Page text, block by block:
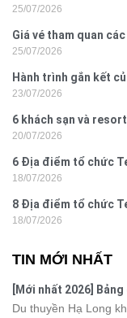
La 2026
25/07/2026
Giá vé tham quan
2026
25/07/2026
Hành trình gắn kết
- Phú Yên
23/07/2026
6 khách sạn và
tiện nghi
20/07/2026
6 Địa điểm tổ chức
hiện nay
18/07/2026
8 Địa điểm tổ chức
Hà Nội
18/07/2026
TIN MỚI NHẤT
[Mới nhất 2026]
6 sao
Du thuyền Hạ Long